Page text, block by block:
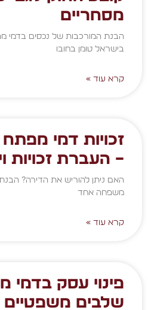
מסחריים
הבנת המורכבות של נכסים בדמי
בישראל טומן בחובו
קרא עוד »
זכויות דמי
– העברת זכויות
האם ניתן להוריש את הדירה? הבנת
משפחה אחד
קרא עוד »
פינוי עסק בדמי
שלבים משפטיים